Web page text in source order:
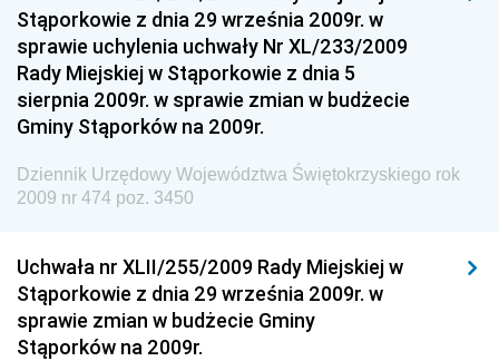
Dziennik Urzędowy Ministra Funduszy i Polityki
Regionalnej
Dziennik Urzędowy Ministra Aktywów Państwowych
Dziennik Urzędowy Ministra Zdrowia
Dziennik Urzędowy Ministra Środowiska i Głównego
Inspektora Ochrony Środowiska
Dziennik Urzędowy Ministerstwa Kultury, Dziedzictwa
Narodowego i Sportu
Dziennik Urzędowy Ministra Finansów, Funduszy i
Stąporkowie z dnia 29 września 2009r. w
sprawie uchylenia uchwały Nr XL/233/2009
Rady Miejskiej w Stąporkowie z dnia 5
sierpnia 2009r. w sprawie zmian w budżecie
Gminy Stąporków na 2009r.
Dziennik Urzędowy Województwa Świętokrzyskiego rok
2009 nr 474 poz. 3450
Uchwała nr XLII/255/2009 Rady Miejskiej w
Stąporkowie z dnia 29 września 2009r. w
sprawie zmian w budżecie Gminy
Stąporków na 2009r.